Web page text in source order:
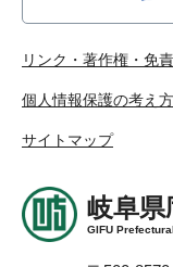
リンク・著作権・免
個人情報保護の考え方
サイトマップ
岐阜県
GIFU